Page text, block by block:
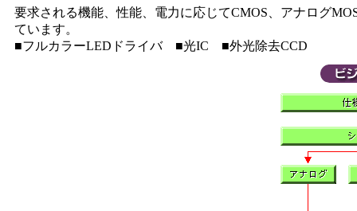
要求される機能、性能、電力に応じてCMOS、アナログ
ています。
■フルカラーLEDドライバ ■光IC ■外光除去CCD